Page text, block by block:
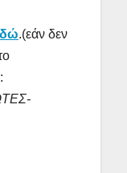
.(εάν δεν